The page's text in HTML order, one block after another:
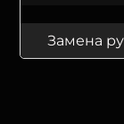
Замена